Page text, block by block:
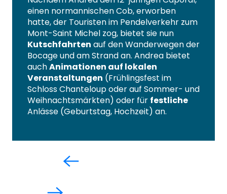
einen normannischen Cob, erworben
hatte, der Touristen im Pendelverkehr zum
Mont-Saint Michel zog, bietet sie nun
Kutschfahrten auf den Wanderwegen der
Bocage und am Strand an. Andrea bietet
auchAnimationen auf lokalen
Veranstaltungen (Frühlingsfest im
Schloss Chanteloup oder auf Sommer- und
Weihnachtsmärkten) oder für festliche
Anlässe (Geburtstag, Hochzeit) an.